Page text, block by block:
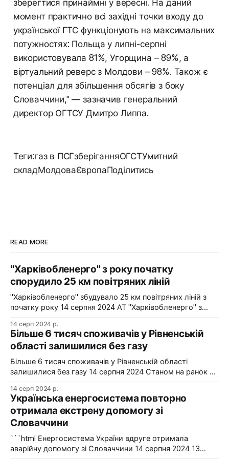
зберегтися принаймні у вересні. На даний
момент практично всі західні точки входу до
української ГТС функціонують на максимальних
потужностях: Польща у липні-серпні
використовувала 81%, Угорщина – 89%, а
віртуальний реверс з Молдови – 98%. Також є
потенціал для збільшення обсягів з боку
Словаччини," — зазначив генеральний
директор ОГТСУ Дмитро Липпа.
Теги:газ в ПСГзберіганняОГСТУмитний
складМолдоваЄвропаПоділитись
READ MORE
"Харківобленерго" з року початку
спорудило 25 км повітряних ліній
"Харківобленерго" збудувало 25 км повітряних ліній з
початку року 14 серпня 2024 АТ "Харківобленерго" з
ліній, оновило 1134 опори та встановило 5 нових
електропідстанцій у рамках інвестиційної програми на
2024-2025 роки. Фото: "Харківобленерго" "АТ
"Харківобленерго&
14 серп 2024 р.
Більше 6 тисяч споживачів у Рівненській
області залишилися без газу
Більше 6 тисяч споживачів у Рівненській області
залишилися без газу 14 серпня 2024 Станом на ранок 14
області залишилися без газопостачання через
технологічні проблеми. Фото: Рівнегаз Також, в
Сумській області в одному з населених пунктів в
результаті удару керованою авіабомбою пошкоджено
сталевий
14 серп 2024 р.
Українська енергосистема повторно
отримала екстрену допомогу зі
Словаччини
```html Енергосистема України вдруге отримала
аварійну допомогу зі Словаччини 14 серпня 2024 13